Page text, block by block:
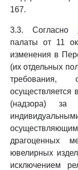
167.
3.3. Согласно
палаты от 11
изменения в
(их отдельных
требования,
осуществляется
(надзора) за
драгоценных
ювелирных
исключением